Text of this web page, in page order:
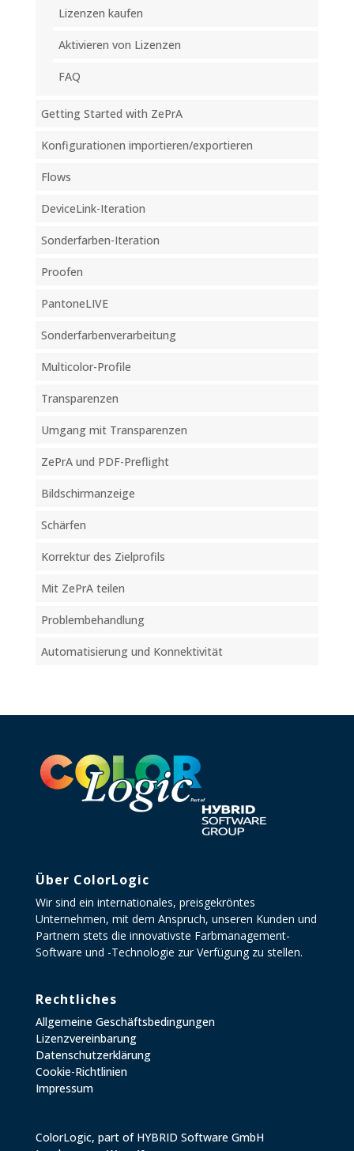
Lizenzen kaufen
Aktivieren von Lizenzen
FAQ
Getting Started with ZePrA
Konfigurationen importieren/exportieren
Flows
DeviceLink-Iteration
Sonderfarben-Iteration
Proofen
PantoneLIVE
Sonderfarbenverarbeitung
Multicolor-Profile
Transparenzen
Umgang mit Transparenzen
ZePrA und PDF-Preflight
Bildschirmanzeige
Schärfen
Korrektur des Zielprofils
Mit ZePrA teilen
Problembehandlung
Automatisierung und Konnektivität
Über ColorLogic
Wir sind ein internationales, preisgekröntes
Unternehmen, mit dem Anspruch, unseren Kunden und
Partnern stets die innovativste Farbmanagement-
Software und -Technologie zur Verfügung zu stellen.
Rechtliches
Allgemeine Geschäftsbedingungen
Lizenzvereinbarung
Datenschutzerklärung
Cookie-Richtlinien
Impressum
ColorLogic, part of HYBRID Software GmbH